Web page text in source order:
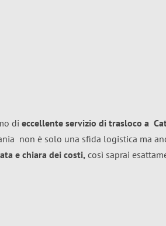
di eccellente servizio di trasloco a
non è solo una sfida logistica ma
e chiara dei costi, così saprai